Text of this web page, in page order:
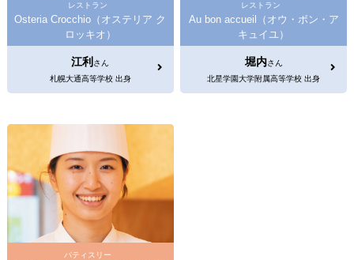
レストラン
Osteria Crocchio（オステリア ク
ロッキオ）
江利 さん
札幌大通高等学校 出身
レストラン
Au bon accueil（オウ・ボン・ア
キュイユ）
堀内さん
北星学園大学附属高等学校 出身
パティスリー